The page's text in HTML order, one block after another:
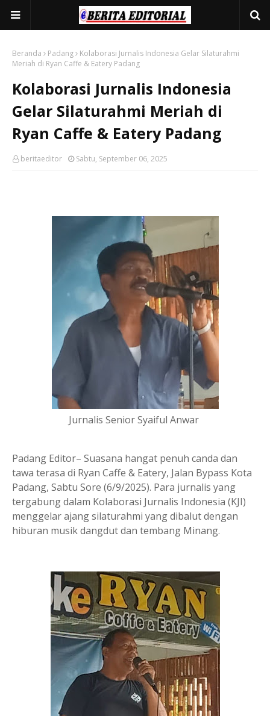
Beranda Padang
Kolaborasi Jurnalis Indonesia Gelar Silaturahmi
Meriah di Ryan Caffe & Eatery Padang
Kolaborasi Jurnalis Indonesia
Gelar Silaturahmi Meriah di
Ryan Caffe & Eatery Padang
beritaeditor Sabtu, September 06, 2025
Jurnalis Senior Syaiful Anwar
Padang Editor– Suasana hangat penuh canda dan
tawa terasa di Ryan Caffe & Eatery, Jalan Bypass Kota
Padang, Sabtu Sore (6/9/2025). Para jurnalis yang
tergabung dalam Kolaborasi Jurnalis Indonesia (KJI)
menggelar ajang silaturahmi yang dibalut dengan
hiburan musik dangdut dan tembang Minang.